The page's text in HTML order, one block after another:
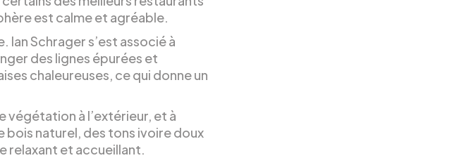
est calme et agréable.
Schrager s’est associé à
des lignes épurées et
chaleureuses, ce qui donne un
à l’extérieur, et à
bois naturel, des tons ivoire doux
relaxant et accueillant.